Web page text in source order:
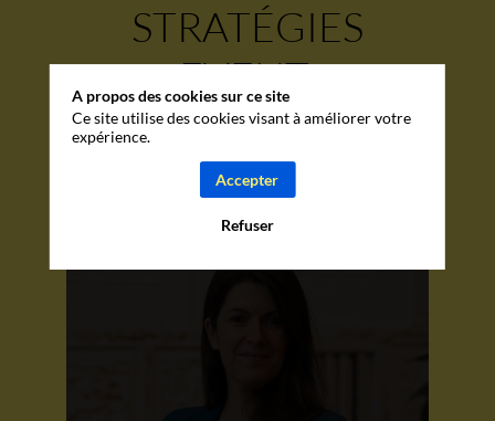
STRATÉGIES
EVENT
Notre équipe est à votre disposition pour toutes
A propos des cookies sur ce site
Ce site utilise des cookies visant à améliorer votre
expérience.
Accepter
Refuser